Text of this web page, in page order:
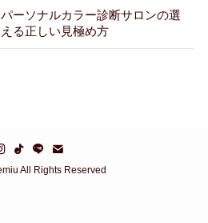
パーソナルカラー診断サロンの選
る正しい見極め方
All Rights Reserved